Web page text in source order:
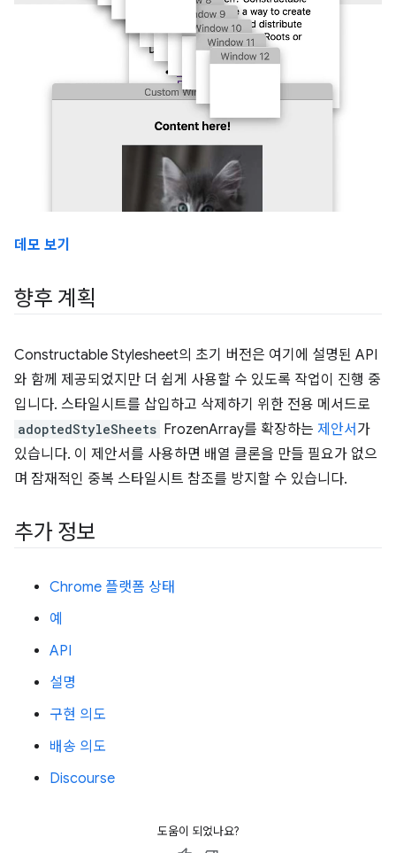
데모 보기
향후 계획
Constructable Stylesheet의 초기 버전은 여기에 설명된 API
와 함께 제공되었지만 더 쉽게 사용할 수 있도록 작업이 진행 중
입니다. 스타일시트를 삽입하고 삭제하기 위한 전용 메서드로
adoptedStyleSheets FrozenArray를 확장하는 제안서 가
있습니다. 이 제안서를 사용하면 배열 클론을 만들 필요가 없으
며 잠재적인 중복 스타일시트 참조를 방지할 수 있습니다.
추가 정보
Chrome 플랫폼 상태
예
API
설명
구현 의도
배송 의도
Discourse
도움이 되었나요?